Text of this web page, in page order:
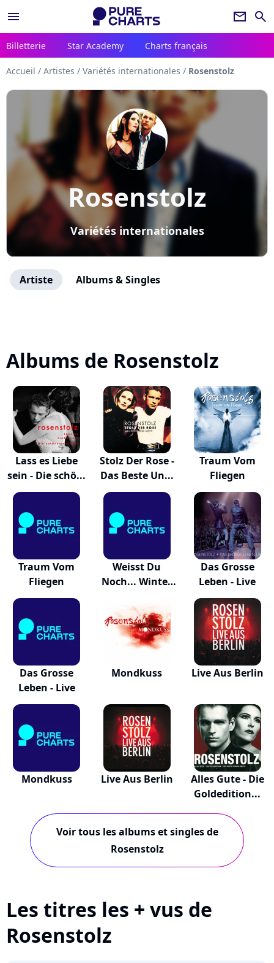
menu newsletter search
Billetterie Star Academy Charts français
Accueil / Artistes / Variétés internationales / Rosenstolz
Rosenstolz
Variétés internationales
Artiste Albums & Singles
Albums de Rosenstolz
Lass es Liebe
sein - Die schö...
Stolz Der Rose -
Das Beste Un...
Traum Vom
Fliegen
Traum Vom
Fliegen
Weisst Du
Noch... Winter
Das Grosse
Leben - Live
Das Grosse
Leben - Live
Mondkuss Live Aus Berlin
Mondkuss Live Aus Berlin
Alles Gute - Die
Goldedition...
Voir tous les albums et singles de
Rosenstolz
Les titres les + vus de
Rosenstolz